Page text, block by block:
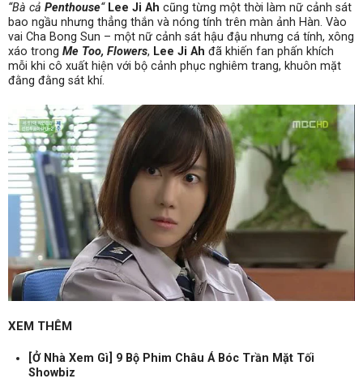
“Bà cả Penthouse“Lee Ji Ah cũng từng một thời làm nữ cảnh sát
bao ngầu nhưng thẳng thắn và nóng tính trên màn ảnh Hàn. Vào
vai Cha Bong Sun – một nữ cảnh sát hậu đậu nhưng cá tính, xông
xáo trong Me Too, Flowers, Lee Ji Ah đã khiến fan phấn khích
mỗi khi cô xuất hiện với bộ cảnh phục nghiêm trang, khuôn mặt
đằng đằng sát khí.
XEM THÊM
[Ở Nhà Xem Gì] 9 Bộ Phim Châu Á Bóc Trần Mặt Tối
Showbiz